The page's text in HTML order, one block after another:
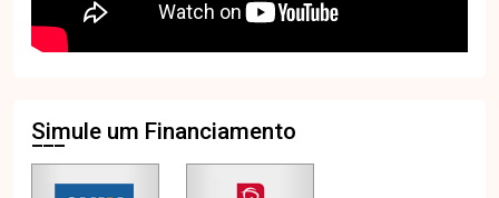
Simule um Financiamento